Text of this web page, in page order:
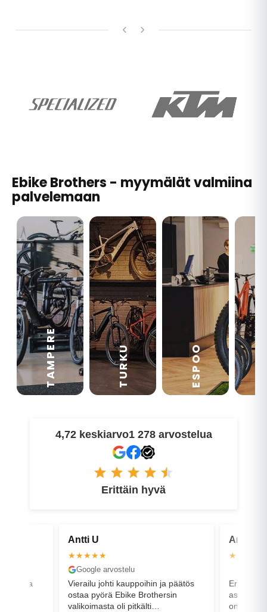
Ebike Brothers - myymälät valmiina
palvelemaan
TAMPERE TURKU ESPOO
4,72 keskiarvo1 278 arvostelua
Erittäin hyvä
ja
Antti U
★★★★★
Google arvostelu
Vierailu johti kauppoihin ja päätös
ostaa pyörä Ebike Brothersin
valikoimasta oli pitkälti
Arto S
★★★★★
on